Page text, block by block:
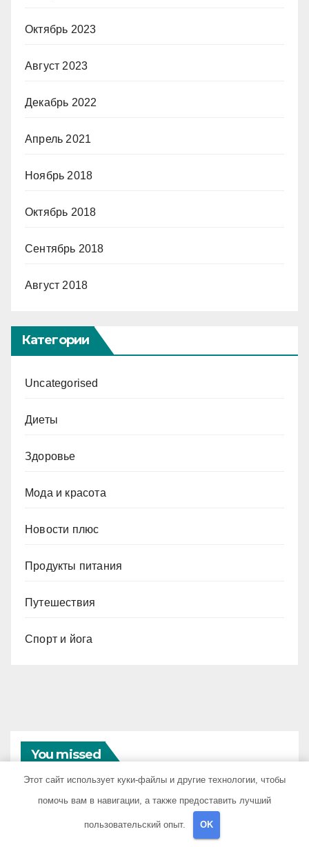
Октябрь 2023
Август 2023
Декабрь 2022
Апрель 2021
Ноябрь 2018
Октябрь 2018
Сентябрь 2018
Август 2018
Категории
Uncategorised
Диеты
Здоровье
Мода и красота
Новости плюс
Продукты питания
Путешествия
Спорт и йога
You missed
Этот сайт использует куки-файлы и другие технологии, чтобы
помочь вам в навигации, а также предоставить лучший
пользовательский опыт. OK